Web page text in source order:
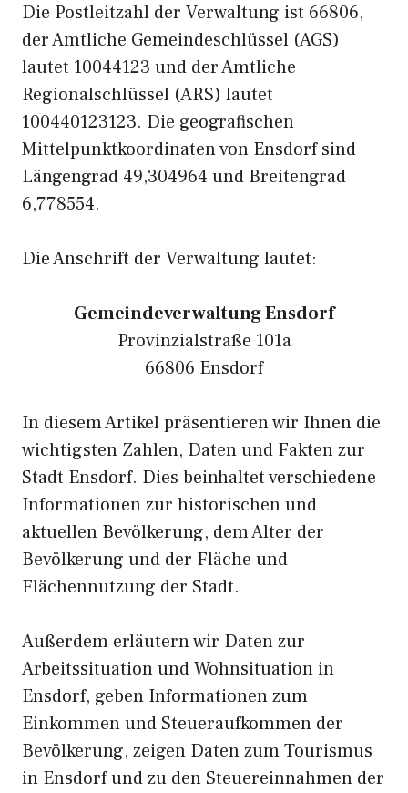
Die Postleitzahl der Verwaltung ist 66806,
der Amtliche Gemeindeschlüssel (AGS)
lautet 10044123 und der Amtliche
Regionalschlüssel (ARS) lautet
100440123123. Die geografischen
Mittelpunktkoordinaten von Ensdorf sind
Längengrad 49,304964 und Breitengrad
6,778554.
Die Anschrift der Verwaltung lautet:
Gemeindeverwaltung Ensdorf
Provinzialstraße 101a
66806 Ensdorf
In diesem Artikel präsentieren wir Ihnen die
wichtigsten Zahlen, Daten und Fakten zur
Stadt Ensdorf. Dies beinhaltet verschiedene
Informationen zur historischen und
aktuellen Bevölkerung, dem Alter der
Bevölkerung und der Fläche und
Flächennutzung der Stadt.
Außerdem erläutern wir Daten zur
Arbeitssituation und Wohnsituation in
Ensdorf, geben Informationen zum
Einkommen und Steueraufkommen der
Bevölkerung, zeigen Daten zum Tourismus
in Ensdorf und zu den Steuereinnahmen der